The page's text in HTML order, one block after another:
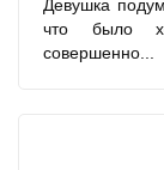
Девушка
что было
совершенно...